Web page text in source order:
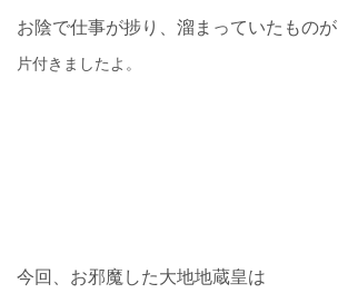
お陰で仕事が捗り、溜まっていたものが
片付きましたよ。
今回、お邪魔した大地地蔵皇は